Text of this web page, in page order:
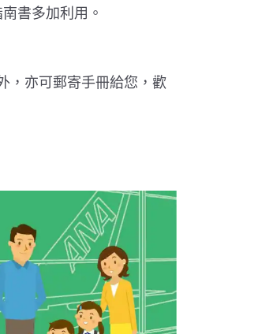
書多加利用。
，亦可郵寄手冊給您，歡